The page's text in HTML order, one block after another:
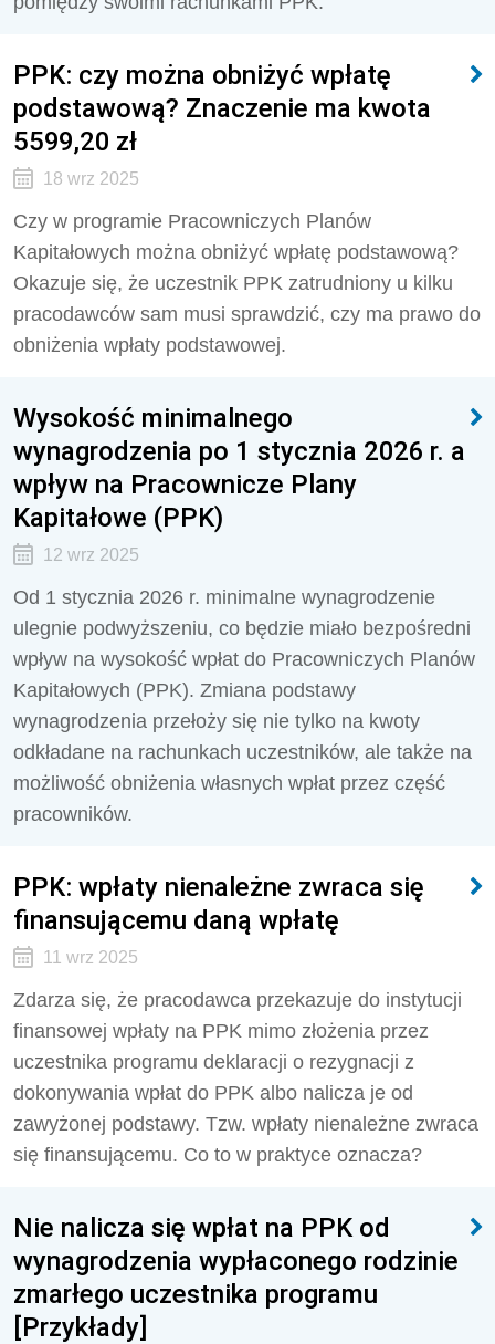
PPK: czy można obniżyć wpłatę
podstawową? Znaczenie ma kwota
5599,20 zł
18 wrz 2025
Czy w programie Pracowniczych Planów
Kapitałowych można obniżyć wpłatę podstawową?
Okazuje się, że uczestnik PPK zatrudniony u kilku
pracodawców sam musi sprawdzić, czy ma prawo do
obniżenia wpłaty podstawowej.
Wysokość minimalnego
wynagrodzenia po 1 stycznia 2026 r. a
wpływ na Pracownicze Plany
Kapitałowe (PPK)
12 wrz 2025
Od 1 stycznia 2026 r. minimalne wynagrodzenie
ulegnie podwyższeniu, co będzie miało bezpośredni
wpływ na wysokość wpłat do Pracowniczych Planów
Kapitałowych (PPK). Zmiana podstawy
wynagrodzenia przełoży się nie tylko na kwoty
odkładane na rachunkach uczestników, ale także na
możliwość obniżenia własnych wpłat przez część
pracowników.
PPK: wpłaty nienależne zwraca się
finansującemu daną wpłatę
11 wrz 2025
Zdarza się, że pracodawca przekazuje do instytucji
finansowej wpłaty na PPK mimo złożenia przez
uczestnika programu deklaracji o rezygnacji z
dokonywania wpłat do PPK albo nalicza je od
zawyżonej podstawy. Tzw. wpłaty nienależne zwraca
się finansującemu. Co to w praktyce oznacza?
Nie nalicza się wpłat na PPK od
wynagrodzenia wypłaconego rodzinie
zmarłego uczestnika programu
[Przykłady]